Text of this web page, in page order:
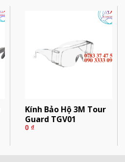
Kính Bảo Hộ 3M Tour
Guard TGV01
0 ₫